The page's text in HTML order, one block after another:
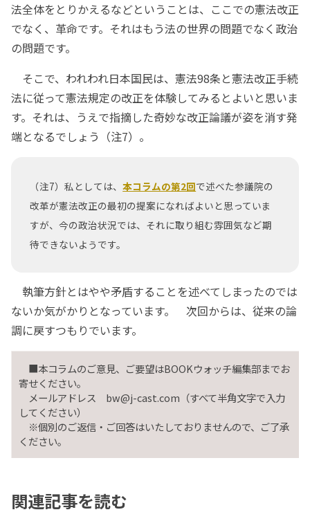
法全体をとりかえるなどということは、ここでの憲法改正
でなく、革命です。それはもう法の世界の問題でなく政治
の問題です。
そこで、われわれ日本国民は、憲法98条と憲法改正手続
法に従って憲法規定の改正を体験してみるとよいと思いま
す。それは、うえで指摘した奇妙な改正論議が姿を消す発
端となるでしょう（注7）。
（注7）私としては、本コラムの第2回で述べた参議院の
改革が憲法改正の最初の提案になればよいと思っていま
すが、今の政治状況では、それに取り組む雰囲気など期
待できないようです。
執筆方針とはやや矛盾することを述べてしまったのでは
ないか気がかりとなっています。 次回からは、従来の論
調に戻すつもりでいます。
■本コラムのご意見、ご要望はBOOKウォッチ編集部までお
寄せください。
メールアドレス bw@j-cast.com（すべて半角文字で入力
してください）
※個別のご返信・ご回答はいたしておりませんので、ご了承
ください。
関連記事を読む